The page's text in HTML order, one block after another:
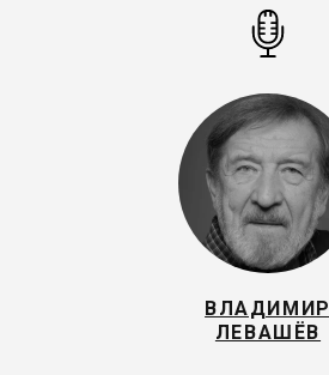
ВЛАДИМИР
ЛЕВАШЁВ